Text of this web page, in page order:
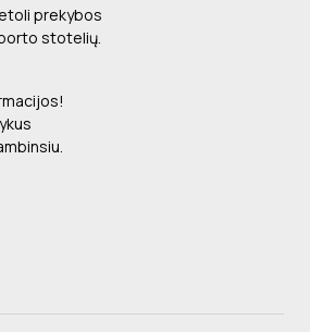
prekybos
stotelių.